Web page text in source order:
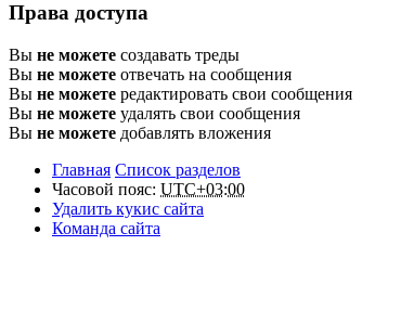
Права доступа
Вы не можете создавать треды
Вы не можете отвечать на сообщения
Вы не можете редактировать свои сообщения
Вы не можете удалять свои сообщения
Вы не можете добавлять вложения
Главная Список разделов
Часовой пояс: UTC+03:00
Удалить кукис сайта
Команда сайта